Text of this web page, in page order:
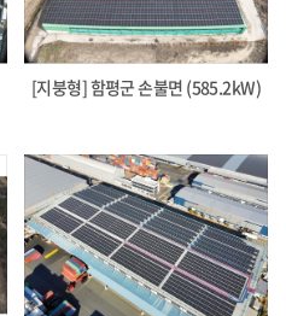
[지붕형] 함평군 손불면 (585.2kW)